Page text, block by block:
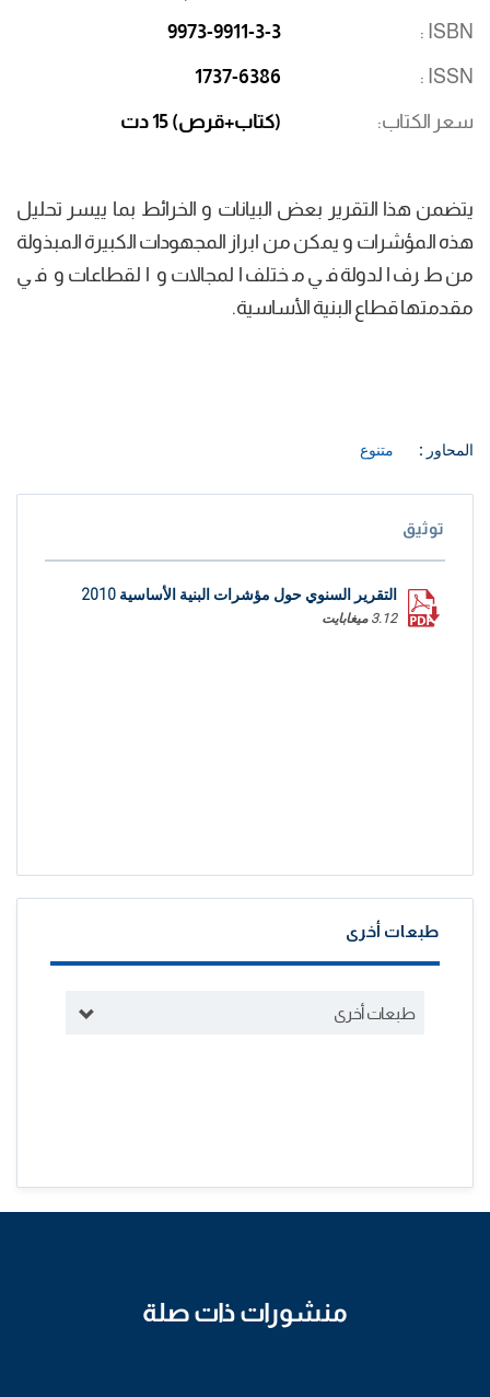
ISBN
9973-9911-3-3
ISSN
1737-6386
سعر الكتاب (كتاب+قرص) 15 دت
يتضمن هذا التقرير بعض البيانات و الخرائط بما ييسر تحليل
هذه المؤشرات و يمكن من ابراز المجهودات الكبيرة المبذولة
من طرف الدولة في مختلف المجالات و القطاعات و في
مقدمتها قطاع البنية الأساسية.
المحاور : متنوع
توثيق
التقرير السنوي حول مؤشرات البنية الأساسية 2010
3.12 ميغابايت
طبعات أخرى
طبعات أخرى
منشورات ذات صلة